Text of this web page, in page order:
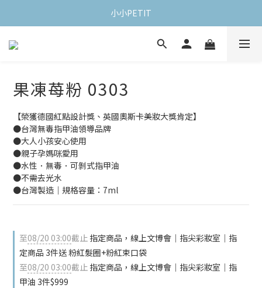
小小PETIT
果凍苺粉 0303
【榮獲德國紅點設計獎、英國奧斯卡美妝大獎肯定】
●台灣無毒指甲油領導品牌
●大人小孩安心使用
●親子孕媽咪愛用
●水性．無毒．可剝式指甲油
●不需去光水
●台灣製造｜規格容量：7ml
至08/20 03:00截止 指定商品，線上文博會｜指尖彩妝室｜指
定商品 3件送 粉紅髮圈+粉紅束口袋
至08/20 03:00截止 指定商品，線上文博會｜指尖彩妝室｜指
甲油 3件$999